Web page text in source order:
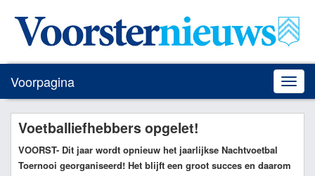
Toggle
Voorpagina
Voetballiefhebbers opgelet!
VOORST- Dit jaar wordt opnieuw het jaarlijkse Nachtvoetbal
Toernooi georganiseerd! Het blijft een groot succes en daarom